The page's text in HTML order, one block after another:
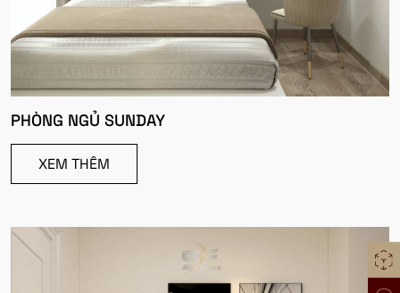
PHÒNG NGỦ SUNDAY
XEM THÊM